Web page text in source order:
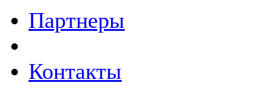
Партнеры
Контакты